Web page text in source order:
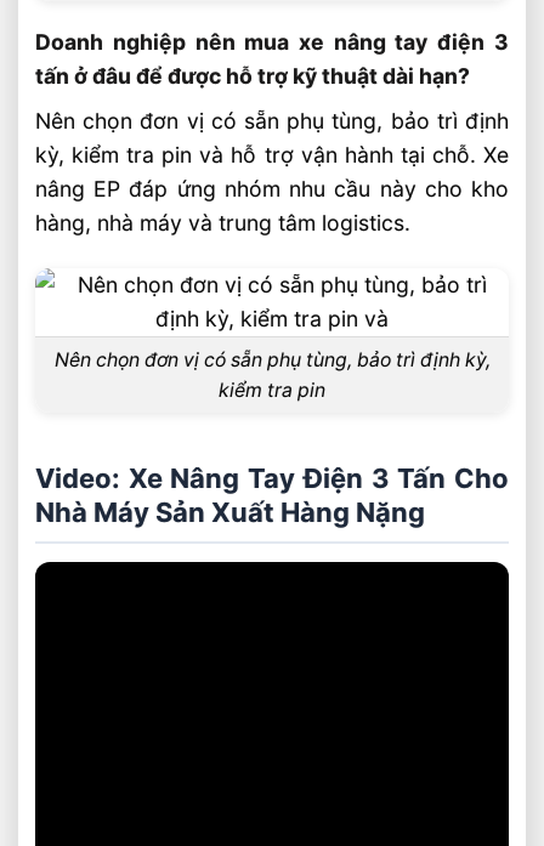
Doanh nghiệp nên mua xe nâng tay điện 3
tấn ở đâu để được hỗ trợ kỹ thuật dài hạn?
Nên chọn đơn vị có sẵn phụ tùng, bảo trì định
kỳ, kiểm tra pin và hỗ trợ vận hành tại chỗ. Xe
nâng EP đáp ứng nhóm nhu cầu này cho kho
hàng, nhà máy và trung tâm logistics.
Nên chọn đơn vị có sẵn phụ tùng, bảo trì định kỳ,
kiểm tra pin
Video: Xe Nâng Tay Điện 3 Tấn Cho
Nhà Máy Sản Xuất Hàng Nặng